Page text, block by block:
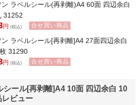
ン ラベルシール(再剥離)A4 60面 四辺余白
31252
円 (税込) 合せ買い商品
ン ラベルシール[再剥離]A4 27面四辺余白
31290
円 (税込) 合せ買い商品
シール[再剥離]A4 10面 四辺余白 10
ビュー